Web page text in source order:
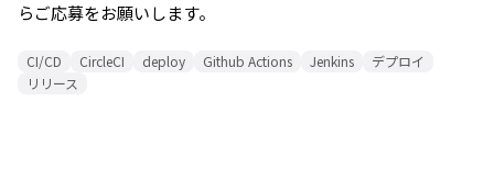
らご応募をお願いします。
CI/CD CircleCI deploy Github Actions Jenkins
デプロイ
リリース